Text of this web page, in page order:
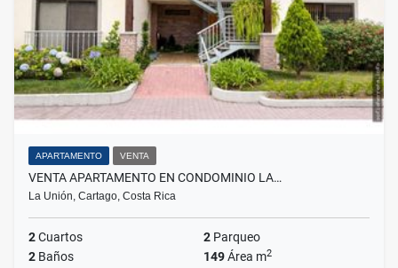
APARTAMENTO VENTA
VENTA APARTAMENTO EN CONDOMINIO LA…
La Unión, Cartago, Costa Rica
2Cuartos 2 Parqueo
2 Baños 149Área m2